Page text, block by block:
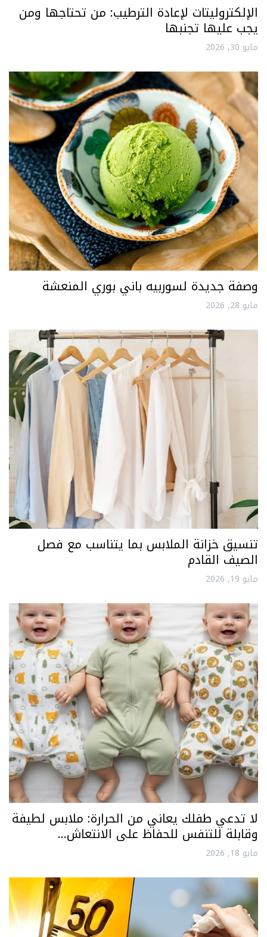
الإلكتروليتات لإعادة الترطيب: من تحتاجها ومن
يجب عليها تجنبها
مايو 30, 2026
وصفة جديدة لسوربيه باني بوري المنعشة
مايو 28, 2026
تنسيق خزانة الملابس بما يتناسب مع فصل
الصيف القادم
مايو 19, 2026
لا تدعي طفلك يعاني من الحرارة: ملابس لطيفة
وقابلة للتنفس للحفاظ على الانتعاش…
مايو 18, 2026